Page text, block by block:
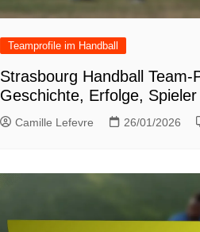
Teamprofile im Handball
Strasbourg Handball Team-
Geschichte, Erfolge, Spieler
Camille Lefevre 26/01/2026